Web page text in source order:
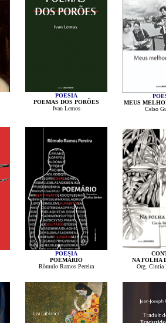
POESIA
POEMAS DOS PORÕES
Ivan Lemos
MEUS
Celso
POESIA
POEMÁRIO
Rômulo Ramos Pereira
NA FOLHA
Org. Cintia